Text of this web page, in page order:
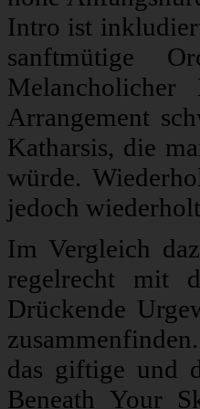
Intro ist
sanftmütige
Arrangement
Katharsis, die
würde.
jedoch
Im Vergleich
regelrecht mit
Drückende
das giftige und
Beneath Your